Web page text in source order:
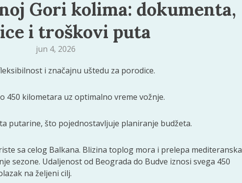
Gori kolima: dokumenta,
i troškovi puta
jun 4, 2026
i značajnu uštedu za porodice.
450 kilometara uz optimalno vreme vožnje.
putarine, što pojednostavljuje planiranje budžeta.
sa celog Balkana. Blizina toplog mora i prelepa mediteranska
sezone. Udaljenost od Beograda do Budve iznosi svega 450
na željeni cilj.